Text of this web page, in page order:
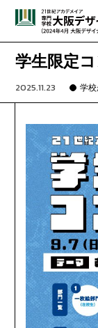
学生限定
2025.11.23 学